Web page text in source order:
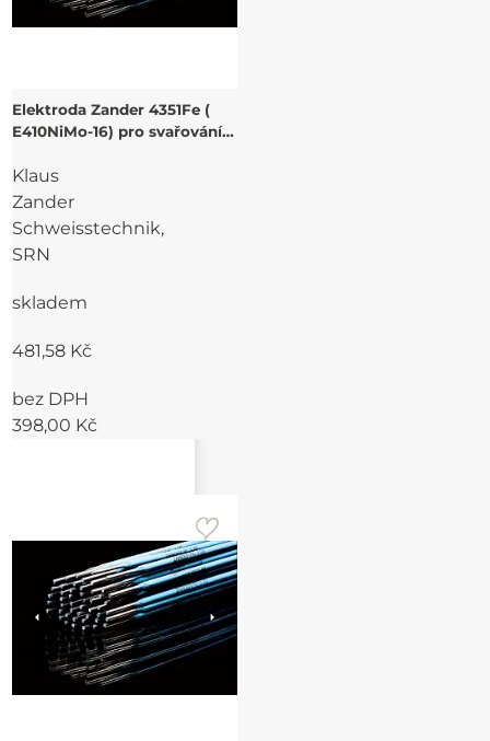
Elektroda Zander 4351Fe (
E410NiMo-16) pro svařování a
CrNi ocelí
Klaus
Zander
Schweisstechnik,
SRN
skladem
481,58 Kč
bez DPH
398,00 Kč